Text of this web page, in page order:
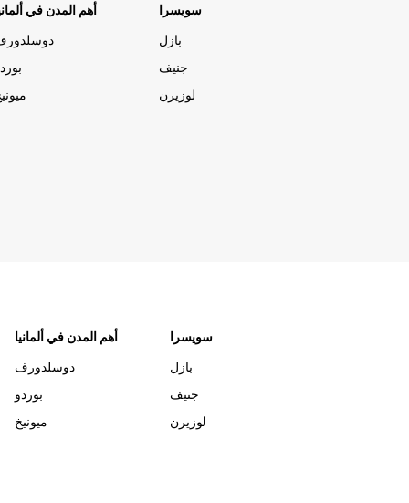
أهم المدن في
سويسرا
بازل
جنيف
لوزيرن
أهم المدن في ألمانيا
دوسلدورف
بوردو
ميونيخ
سويسرا
بازل
جنيف
لوزيرن